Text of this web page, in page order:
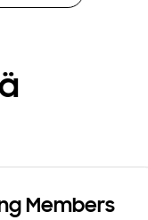
Members